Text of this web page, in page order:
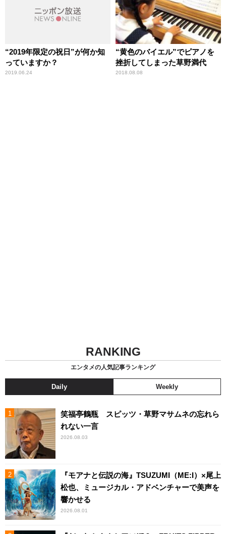
“2019年限定の祝日”が何か知
っていますか？
2019.06.24
“黄色のバイエル”でピアノを
挫折してしまった草野満代
2018.08.08
RANKING
エンタメの人気記事ランキング
Daily Weekly
笑福亭鶴瓶 スピッツ・草野マサムネの忘れら
れない一言
2026.08.03
『モアナと伝説の海』TSUZUMI（ME:I）×尾上
松也、ミュージカル・アドベンチャーで美声を
響かせる
2026.08.01